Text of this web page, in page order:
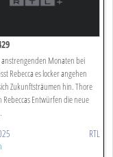
anstrengenden Monaten bei
Rebecca es locker angehen
Zukunftsträumen hin. Thore
Entwürfen die neue
RTL